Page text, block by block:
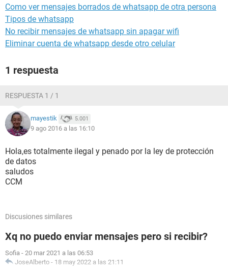
Como ver mensajes borrados de whatsapp de otra persona
Tipos de whatsapp
No recibir mensajes de whatsapp sin apagar wifi
Eliminar cuenta de whatsapp desde otro celular
1 respuesta
RESPUESTA 1 / 1
mayestik 5.001
9 ago 2016 a las 16:10
Hola,es totalmente ilegal y penado por la ley de protección
de datos
saludos
CCM
Discusiones similares
Xq no puedo enviar mensajes pero si recibir?
Sofia - 20 mar 2021 a las 06:53
JoseAlberto - 18 may 2022 a las 21:11